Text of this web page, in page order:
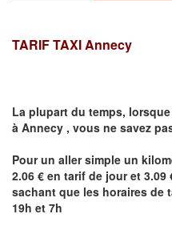
TARIF TAXI Annecy
La plupart du temps,
à Annecy , vous ne savez
Pour un aller simple un
2.06 € en tarif de jour et
sachant que les horaires de
19h et 7h